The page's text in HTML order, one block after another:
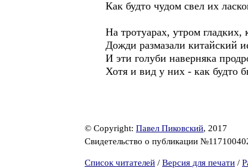
Как будто чудом свел их
На тротуарах, утром гладких,
Дожди размазали китайский
И эти голуби наверняка
Хотя и вид у них - как будто
© Copyright: Павел Пиковский, 2017
Свидетельство о публикации
Список читателей / Версия для печати /